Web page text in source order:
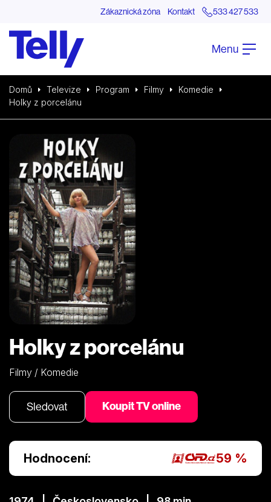
Zákaznická zóna Kontakt 533 427 533
Menu
Domů Televize Program Filmy
Komedie
Holky z porcelánu
Holky z porcelánu
Filmy / Komedie
Sledovat Koupit TV online
Hodnocení: 59 %